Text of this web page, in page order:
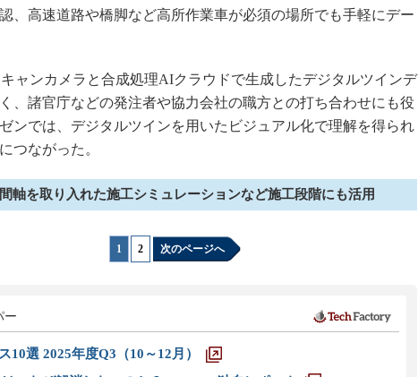
、高速道路や橋脚など高所作業車が必須の場所でも手軽にデー
ャンカメラと合成処理AIクラウドで生成したデジタルツインデ
、諸官庁などの発注者や協力会社の職方との打ち合わせにも役
ンでは、デジタルツインを用いたビジュアル化で理解を得られ
つながった。
軸を取り入れた施工シミュレーションなど施工段階にも活用
1 2 次のページへ
ー
10選 2025年度Q3（10～12月）